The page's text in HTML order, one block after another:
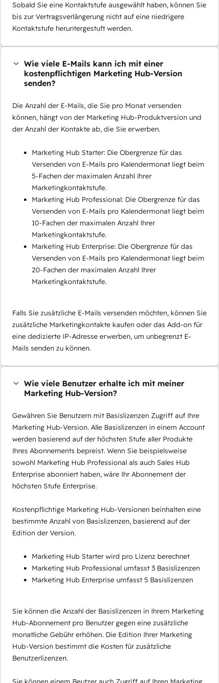
Sobald Sie eine Kontaktstufe ausgewählt haben, können Sie
bis zur Vertragsverlängerung nicht auf eine niedrigere
Kontaktstufe heruntergestuft werden.
Wie viele E-Mails kann ich mit einer
kostenpflichtigen Marketing Hub-Version
senden?
Die Anzahl der E-Mails, die Sie pro Monat versenden
können, hängt von der Marketing Hub-Produktversion und
der Anzahl der Kontakte ab, die Sie erwerben.
Marketing Hub Starter: Die Obergrenze für das
Versenden von E-Mails pro Kalendermonat liegt beim
5-Fachen der maximalen Anzahl Ihrer
Marketingkontaktstufe.
Marketing Hub Professional: Die Obergrenze für das
Versenden von E-Mails pro Kalendermonat liegt beim
10-Fachen der maximalen Anzahl Ihrer
Marketingkontaktstufe.
Marketing Hub Enterprise: Die Obergrenze für das
Versenden von E-Mails pro Kalendermonat liegt beim
20-Fachen der maximalen Anzahl Ihrer
Marketingkontaktstufe.
Falls Sie zusätzliche E-Mails versenden möchten, können Sie
zusätzliche Marketingkontakte kaufen oder das Add-on für
eine dedizierte IP-Adresse erwerben, um unbegrenzt E-
Mails senden zu können.
Wie viele Benutzer erhalte ich mit meiner
Marketing Hub-Version?
Gewähren Sie Benutzern mit Basislizenzen Zugriff auf Ihre
Marketing Hub-Version. Alle Basislizenzen in einem Account
werden basierend auf der höchsten Stufe aller Produkte
Ihres Abonnements bepreist. Wenn Sie beispielsweise
sowohl Marketing Hub Professional als auch Sales Hub
Enterprise abonniert haben, wäre Ihr Abonnement der
höchsten Stufe Enterprise.
Kostenpflichtige Marketing Hub-Versionen beinhalten eine
bestimmte Anzahl von Basislizenzen, basierend auf der
Edition der Version.
Marketing Hub Starter wird pro Lizenz berechnet
Marketing Hub Professional umfasst 3 Basislizenzen
Marketing Hub Enterprise umfasst 5 Basislizenzen
Sie können die Anzahl der Basislizenzen in Ihrem Marketing
Hub-Abonnement pro Benutzer gegen eine zusätzliche
monatliche Gebühr erhöhen. Die Edition Ihrer Marketing
Hub-Version bestimmt die Kosten für zusätzliche
Benutzerlizenzen.